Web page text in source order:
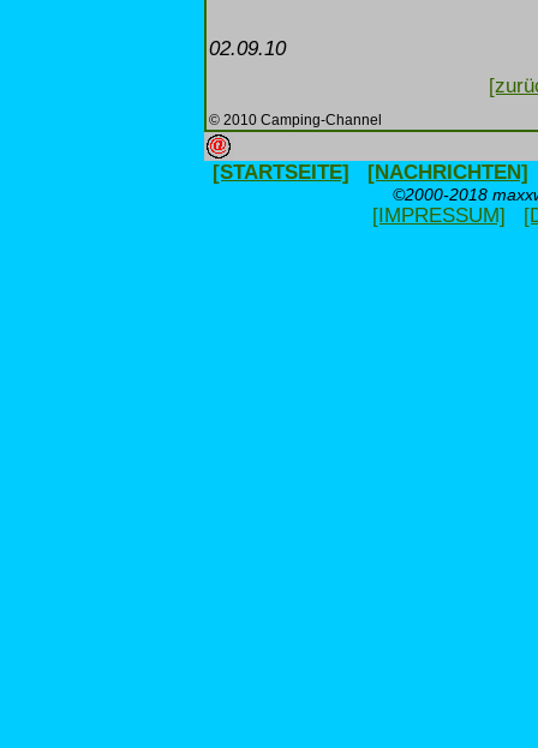
02.09.10
© 2010 Camping-Channel
[STARTSEITE] [NACHRICHTEN]
©2000-2018
[IMPRESSUM]